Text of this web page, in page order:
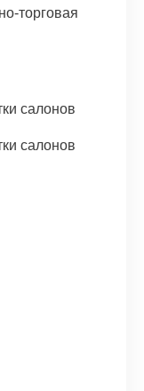
торговая
салонов
салонов